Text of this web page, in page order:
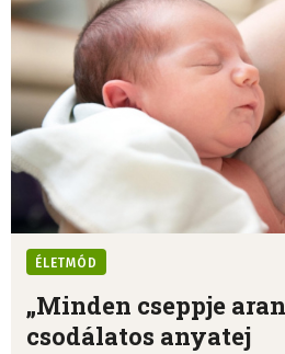
ÉLETMÓD
„Minden cseppje
csodálatos anyatej